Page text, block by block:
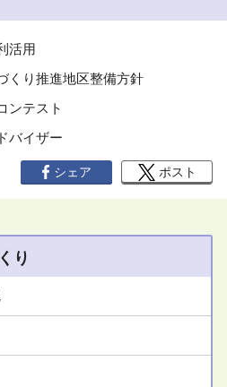
活用
くり推進地区整備方針
ンテスト
バイザー
シェア ポスト
り